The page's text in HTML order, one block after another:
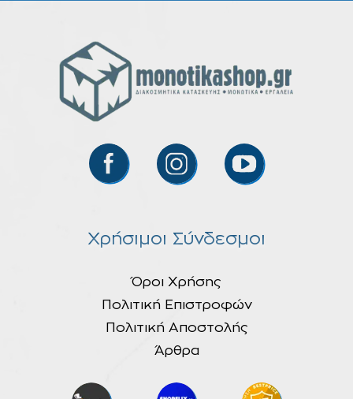
Χρήσιμοι Σύνδεσμοι
Όροι Χρήσης
Πολιτική Επιστροφών
Πολιτική Αποστολής
Άρθρα